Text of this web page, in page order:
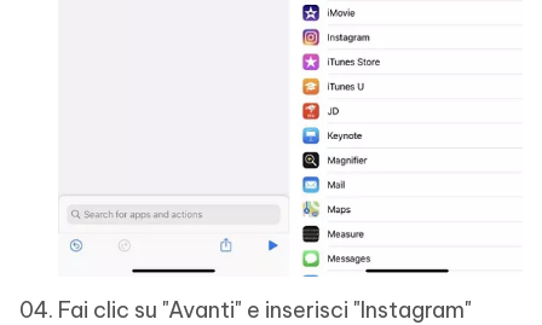
Fai clic su "Avanti" e inserisci "Instagram"